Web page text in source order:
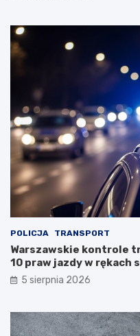
POLICJA TRANSPORT
Warszawskie kontrole
10 praw jazdy w rękach
5 sierpnia 2026